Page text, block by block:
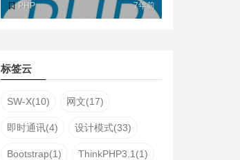
PHP 7年前
标签云
SW-X(10) 网文(17)
即时通讯(4) 设计模式(33)
Bootstrap(1) ThinkPHP3.1(1)